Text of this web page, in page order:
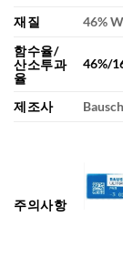
재질
46%
함수율/
산소투과
율
46%/
제조사
주의사항